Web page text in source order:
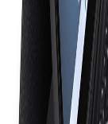
კომენტარი *
კომენტარის